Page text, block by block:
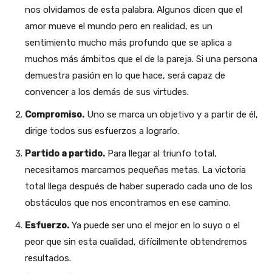
nos olvidamos de esta palabra. Algunos dicen que el
amor mueve el mundo pero en realidad, es un
sentimiento mucho más profundo que se aplica a
muchos más ámbitos que el de la pareja. Si una persona
demuestra pasión en lo que hace, será capaz de
convencer a los demás de sus virtudes.
Compromiso. Uno se marca un objetivo y a partir de él,
dirige todos sus esfuerzos a lograrlo.
Partido a partido. Para llegar al triunfo total,
necesitamos marcarnos pequeñas metas. La victoria
total llega después de haber superado cada uno de los
obstáculos que nos encontramos en ese camino.
Esfuerzo. Ya puede ser uno el mejor en lo suyo o el
peor que sin esta cualidad, difícilmente obtendremos
resultados.